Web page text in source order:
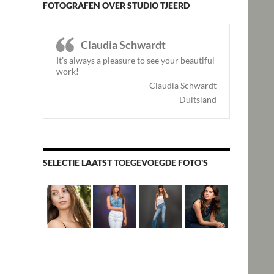
FOTOGRAFEN OVER STUDIO TJEERD
Claudia Schwardt
It’s always a pleasure to see your beautiful
work!
Claudia Schwardt
Duitsland
SELECTIE LAATST TOEGEVOEGDE FOTO'S